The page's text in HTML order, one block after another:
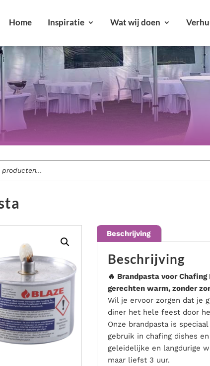
Home Inspiratie Wat wij doen
feest of evenement.
Alle verhuurartikelen bekijken
jouw evenement?
en bedrijfsfeesten tot tuinfeesten.
Bekijk de mogelijkheden
Beschrijving
Beschrijving
🔥 Brandpasta voor Chafing
gerechten warm, zonder
Wil je ervoor zorgen dat je
diner het hele feest door
Onze brandpasta is
gebruik in chafing dishes
geleidelijke en langdurige
maar liefst 3 uur.